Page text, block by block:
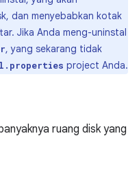
dan menyebabkan kotak
Jika Anda meng-uninstal
, yang sekarang tidak
project Anda.
ruang disk yang